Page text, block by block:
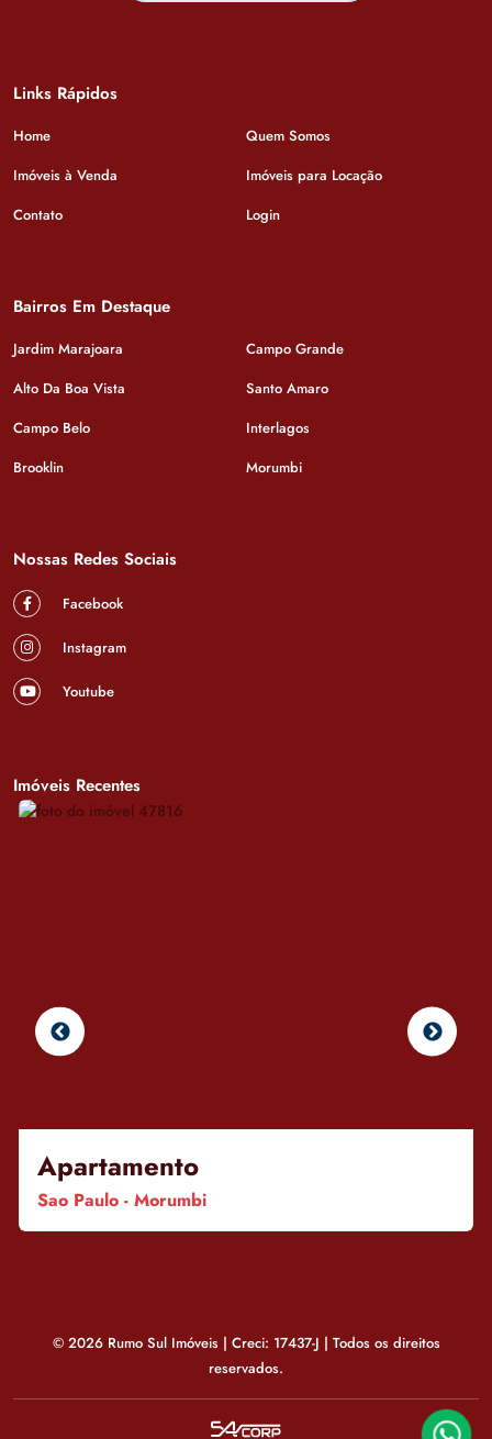
Links Rápidos
Home
Quem Somos
Imóveis à Venda
Imóveis para Locação
Contato
Login
Bairros Em Destaque
Jardim Marajoara
Campo Grande
Alto Da Boa Vista
Santo Amaro
Campo Belo
Interlagos
Brooklin
Morumbi
Nossas Redes Sociais
Facebook
Instagram
Youtube
Imóveis Recentes
Apartamento
Sao Paulo - Morumbi
© 2026 Rumo Sul Imóveis | Creci: 17437-J | Todos os direitos
reservados.